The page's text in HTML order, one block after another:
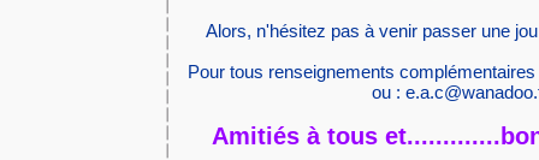
Alors, n'hésitez pas à venir passer une
Pour tous renseignements
ou :
Amitiés à tous